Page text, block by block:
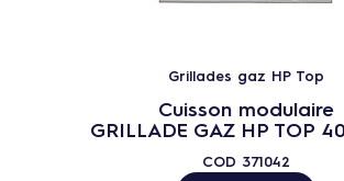
Grillades gaz HP Top
Cuisson modulaire
GRILLADE GAZ HP TOP
COD 371042